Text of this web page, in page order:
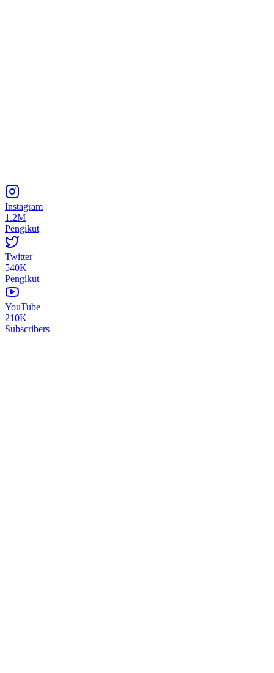
Instagram
1.2M
Pengikut
Twitter
540K
Pengikut
YouTube
210K
Subscribers